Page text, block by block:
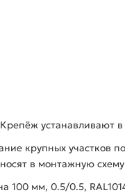
устанавливают
крупных участков
в монтажную схему
мм, 0.5/0.5,